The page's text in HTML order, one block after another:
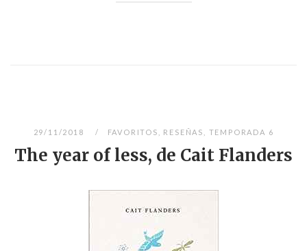
29/11/2018 FAVORITOS RESEÑAS TEMPORADA 6
The year of less, de Cait Flanders